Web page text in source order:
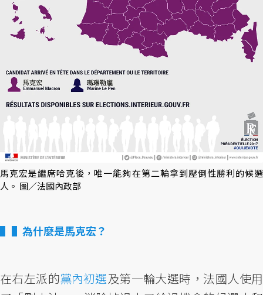
馬克宏是繼席哈克後，唯一能夠在第二輪拿到壓倒性勝利的候選
人。 圖／法國內政部
▌為什麼是馬克宏？
在右左派的黨內初選及第一輪大選時，法國人使用